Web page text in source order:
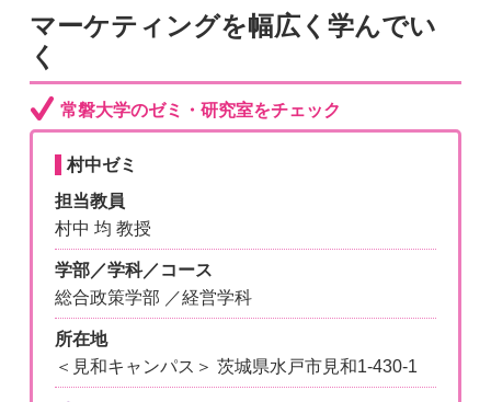
マーケティングを幅広く学んでい
く
常磐大学のゼミ・研究室をチェック
村中ゼミ
担当教員
村中 均 教授
学部／学科／コース
総合政策学部 ／経営学科
所在地
＜見和キャンパス＞ 茨城県水戸市見和1-430-1